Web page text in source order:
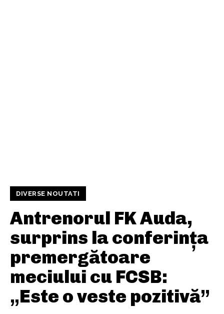
DIVERSE NOUTATI
Antrenorul FK Auda,
surprins la conferința
premergătoare
meciului cu FCSB:
„Este o veste pozitivă”